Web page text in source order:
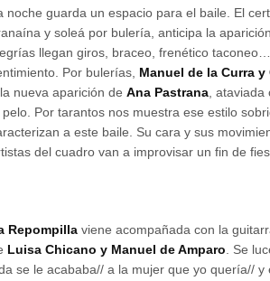
noche guarda un espacio para el baile. El
y soleá por bulería, anticipa la
llegan giros, braceo, frenético
Por bulerías, Manuel de la Curra y
nueva aparición deAna Pastrana ,
pelo. Por tarantos nos muestra ese estilo
a este baile. Su cara y sus
del cuadro van a improvisar un fin de
Repompilla viene acompañada con la
Luisa Chicano y Manuel de Amparo . Se
se le acababa// a la mujer que yo quería//